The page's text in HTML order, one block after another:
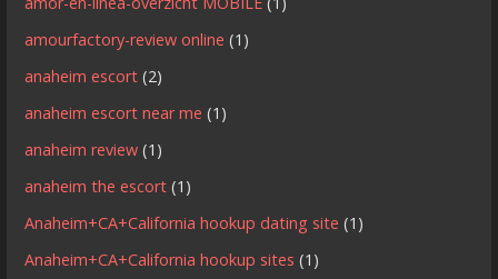
amourfactory-review online (1)
anaheim escort (2)
anaheim escort near me (1)
anaheim review (1)
anaheim the escort (1)
Anaheim+CA+California hookup dating site (1)
Anaheim+CA+California hookup sites (1)